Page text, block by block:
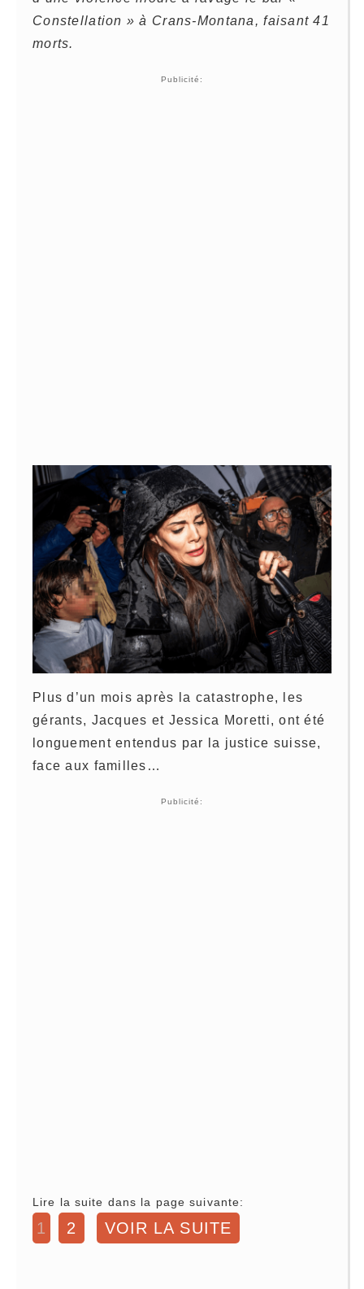
Constellation » à Crans-Montana, faisant 41
morts.
Publicité:
Plus d’un mois après la catastrophe, les
gérants, Jacques et Jessica Moretti, ont été
longuement entendus par la justice suisse,
face aux familles…
Publicité:
Lire la suite dans la page suivante:
1 2 VOIR LA SUITE